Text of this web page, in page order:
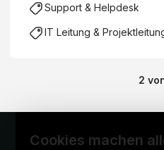
Support & Helpdesk
IT Leitung &
2
Cookies machen